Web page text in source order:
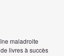
maladroite
livres à succès